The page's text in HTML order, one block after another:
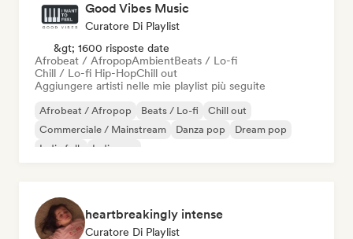
Good Vibes Music
Curatore Di Playlist
&gt; 1600 risposte date
Afrobeat / AfropopAmbientBeats / Lo-fi
Chill / Lo-fi Hip-HopChill out
Aggiungere artisti nelle mie playlist più seguite
Afrobeat / Afropop Beats / Lo-fi
Chill out
Commerciale / Mainstream
Danza pop
Dream pop
Indie folk
Indie pop
heartbreakingly intense
Curatore Di Playlist